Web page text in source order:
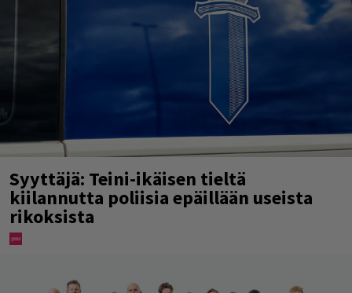
Syyttäjä: Teini-ikäisen tieltä
kiilannutta poliisia epäillään useista
rikoksista